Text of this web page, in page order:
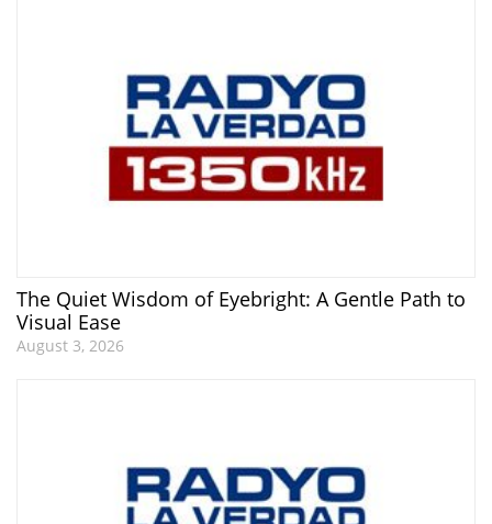
The Quiet Wisdom of Eyebright: A Gentle Path to
Visual Ease
August 3, 2026